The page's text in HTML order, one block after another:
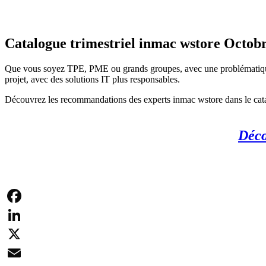
Catalogue trimestriel inmac wstore
Que vous soyez TPE, PME ou grands groupes, avec une
projet, avec des solutions IT plus responsables.
Découvrez les recommandations des experts inmac wstore dans le
Facebook
LinkedIn
X